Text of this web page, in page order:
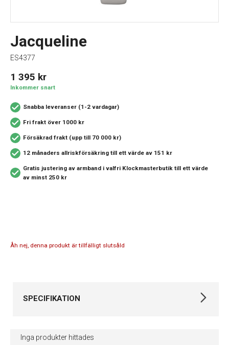
Jacqueline
ES4377
1 395 kr
Inkommer snart
Snabba leveranser (1-2 vardagar)
Fri frakt över 1000 kr
Försäkrad frakt (upp till 70 000 kr)
12 månaders allriskförsäkring till ett värde av 151 kr
Gratis justering av armband i valfri Klockmasterbutik till ett värde
av minst 250 kr
Åh nej, denna produkt är tillfälligt slutsåld
SPECIFIKATION
Kollektion
Inga produkter hittades